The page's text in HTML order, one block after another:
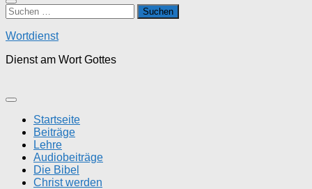
Suchen
nach:
Wortdienst
Dienst am Wort Gottes
Startseite
Beiträge
Lehre
Audiobeiträge
Die Bibel
Christ werden